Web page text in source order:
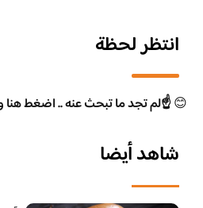
انتظر لحظة
😊☝️لم تجد ما تبحث عنه .. اضغط هنا
شاهد أيضا